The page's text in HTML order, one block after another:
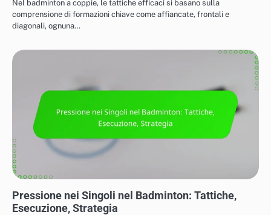
Nel badminton a coppie, le tattiche efficaci si basano sulla
comprensione di formazioni chiave come affiancate, frontali e
diagonali, ognuna…
Pressione nei Singoli nel Badminton: Tattiche,
Esecuzione, Strategia